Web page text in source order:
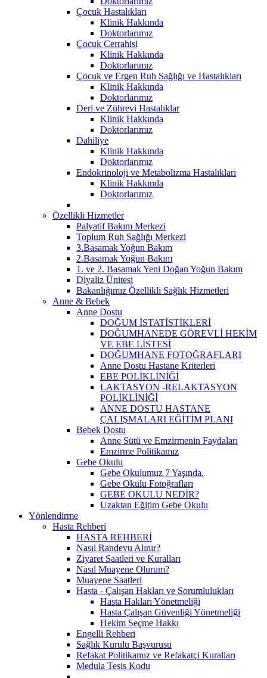
Çocuk Hastalıkları
Klinik Hakkında
Doktorlarımız
Çocuk Cerrahisi
Klinik Hakkında
Doktorlarımız
Çocuk ve Ergen Ruh Sağlığı ve Hastalıkları
Klinik Hakkında
Doktorlarımız
Deri ve Zührevi Hastalıklar
Klinik Hakkında
Doktorlarımız
Dahiliye
Klinik Hakkında
Doktorlarımız
Endokrinoloji ve Metabolizma Hastalıkları
Klinik Hakkında
Doktorlarımız
Özellikli Hizmetler
Palyatif Bakım Merkezi
Toplum Ruh Sağlığı Merkezi
3.Basamak Yoğun Bakım
2.Basamak Yoğun Bakım
1. ve 2. Basamak Yeni Doğan Yoğun Bakım
Diyaliz Ünitesi
Bakanlığımız Özellikli Sağlık Hizmetleri
Anne & Bebek
Anne Dostu
DOĞUM İSTATİSTİKLERİ
DOĞUMHANEDE GÖREVLİ HEKİM
VE EBE LİSTESİ
DOĞUMHANE FOTOĞRAFLARI
Anne Dostu Hastane Kriterleri
EBE POLİKLİNİĞİ
LAKTASYON -RELAKTASYON
POLİKLİNİĞİ
ANNE DOSTU HASTANE
ÇALIŞMALARI EĞİTİM PLANI
Bebek Dostu
Anne Sütü ve Emzirmenin Faydaları
Emzirme Politikamız
Gebe Okulu
Gebe Okulumuz 7 Yaşında.
Gebe Okulu Fotoğrafları
GEBE OKULU NEDİR?
Uzaktan Eğitim Gebe Okulu
Yönlendirme
Hasta Rehberi
HASTA REHBERİ
Nasıl Randevu Alınır?
Ziyaret Saatleri ve Kuralları
Nasıl Muayene Olurum?
Muayene Saatleri
Hasta - Çalışan Hakları ve Sorumlulukları
Hasta Hakları Yönetmeliği
Hasta Çalışan Güvenliği Yönetmeliği
Hekim Seçme Hakkı
Engelli Rehberi
Sağlık Kurulu Başvurusu
Refakat Politikamız ve Refakatçi Kuralları
Medula Tesis Kodu